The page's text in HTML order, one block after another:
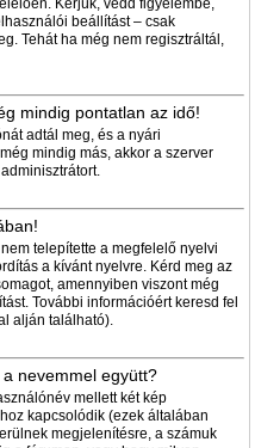
Kérjük, vedd figyelembe,
beállítást – csak
Tehát ha még nem regisztráltál,
mindig pontatlan az idő!
adtál meg, és a nyári
mindig más, akkor a szerver
telepítette a megfelelő nyelvi
a kívánt nyelvre. Kérd meg az
amennyiben viszont még
További információért keresd fel
alján található).
nevemmel együtt?
mellett két kép
kapcsolódik (ezek általában
megjelenítésre, a számuk